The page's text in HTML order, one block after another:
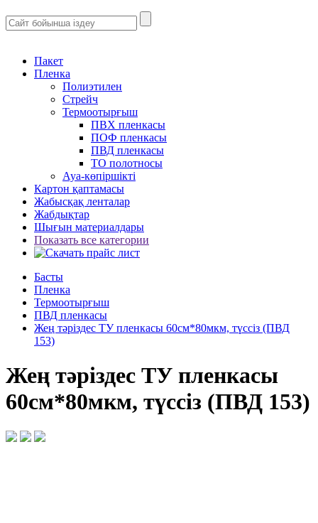
Пакет
Пленка
Полиэтилен
Стрейч
Термоотырғыш
ПВХ пленкасы
ПОФ пленкасы
ПВД пленкасы
ТО полотносы
Ауа-көпіршікті
Картон қаптамасы
Жабысқақ ленталар
Жабдықтар
Шығын материалдары
Показать все категории
Басты
Пленка
Термоотырғыш
ПВД пленкасы
Жең тәріздес ТУ пленкасы 60см*80мкм, түссіз (ПВД
153)
Жең тәріздес ТУ пленкасы
60см*80мкм, түссіз (ПВД 153)